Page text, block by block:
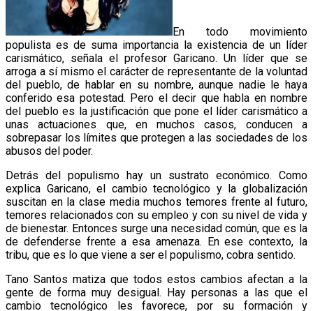
En todo movimiento
populista es de suma importancia la existencia de un líder
carismático, señala el profesor Garicano. Un líder que se
arroga a sí mismo el carácter de representante de la voluntad
del pueblo, de hablar en su nombre, aunque nadie le haya
conferido esa potestad. Pero el decir que habla en nombre
del pueblo es la justificación que pone el líder carismático a
unas actuaciones que, en muchos casos, conducen a
sobrepasar los límites que protegen a las sociedades de los
abusos del poder.
Detrás del populismo hay un sustrato económico. Como
explica Garicano, el cambio tecnológico y la globalización
suscitan en la clase media muchos temores frente al futuro,
temores relacionados con su empleo y con su nivel de vida y
de bienestar. Entonces surge una necesidad común, que es la
de defenderse frente a esa amenaza. En ese contexto, la
tribu, que es lo que viene a ser el populismo, cobra sentido.
Tano Santos matiza que todos estos cambios afectan a la
gente de forma muy desigual. Hay personas a las que el
cambio tecnológico les favorece, por su formación y